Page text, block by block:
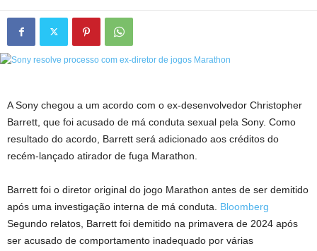
A Sony chegou a um acordo com o ex-desenvolvedor Christopher
Barrett, que foi acusado de má conduta sexual pela Sony. Como
resultado do acordo, Barrett será adicionado aos créditos do
recém-lançado atirador de fuga Marathon.
Barrett foi o diretor original do jogo Marathon antes de ser demitido
após uma investigação interna de má conduta. Bloomberg
Segundo relatos, Barrett foi demitido na primavera de 2024 após
ser acusado de comportamento inadequado por várias